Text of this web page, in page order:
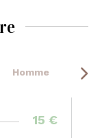
Homme
15 €